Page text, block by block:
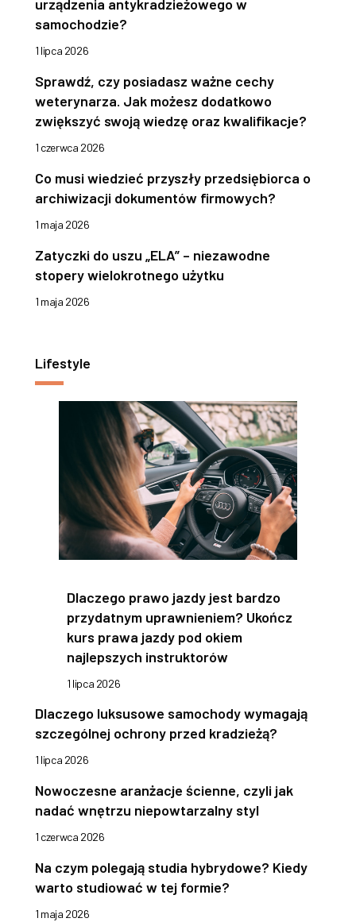
urządzenia antykradzieżowego w
samochodzie?
1 lipca 2026
Sprawdź, czy posiadasz ważne cechy
weterynarza. Jak możesz dodatkowo
zwiększyć swoją wiedzę oraz kwalifikacje?
1 czerwca 2026
Co musi wiedzieć przyszły przedsiębiorca o
archiwizacji dokumentów firmowych?
1 maja 2026
Zatyczki do uszu „ELA” – niezawodne
stopery wielokrotnego użytku
1 maja 2026
Lifestyle
Dlaczego prawo jazdy jest bardzo
przydatnym uprawnieniem? Ukończ
kurs prawa jazdy pod okiem
najlepszych instruktorów
1 lipca 2026
Dlaczego luksusowe samochody wymagają
szczególnej ochrony przed kradzieżą?
1 lipca 2026
Nowoczesne aranżacje ścienne, czyli jak
nadać wnętrzu niepowtarzalny styl
1 czerwca 2026
Na czym polegają studia hybrydowe? Kiedy
warto studiować w tej formie?
1 maja 2026